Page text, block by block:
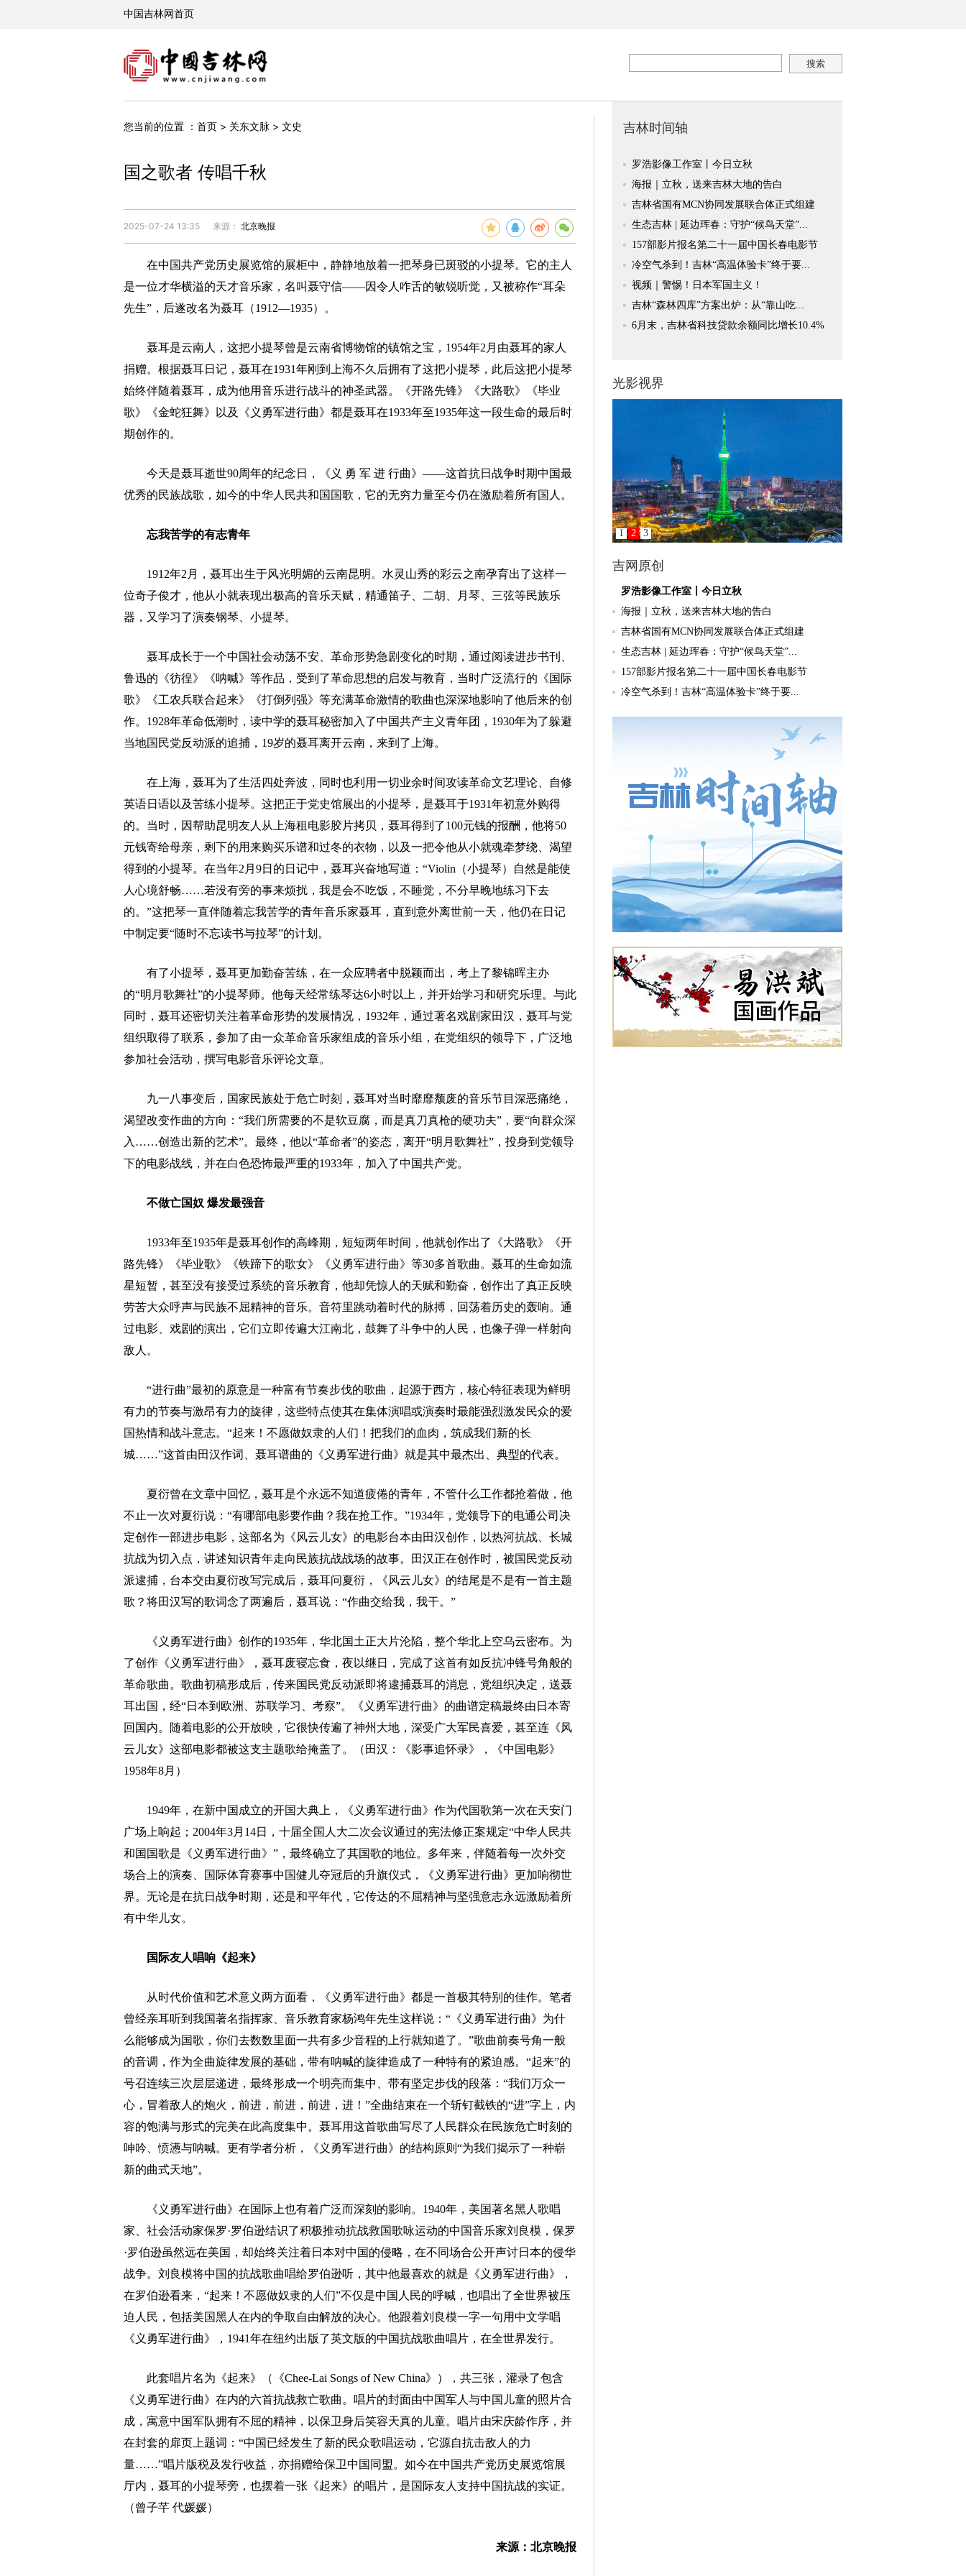
您当前的位置 ： 首页 > 关东文脉 > 文史
国之歌者 传唱千秋
2025-07-24 13:35 来源： 北京晚报
在中国共产党历史展览馆的展柜中，静静地放着一把琴身已斑驳的小提琴。它的主人
是一位才华横溢的天才音乐家，名叫聂守信——因令人咋舌的敏锐听觉，又被称作“耳朵
先生”，后遂改名为聂耳（1912—1935）。
聂耳是云南人，这把小提琴曾是云南省博物馆的镇馆之宝，1954年2月由聂耳的家人
捐赠。根据聂耳日记，聂耳在1931年刚到上海不久后拥有了这把小提琴，此后这把小提琴
始终伴随着聂耳，成为他用音乐进行战斗的神圣武器。《开路先锋》《大路歌》《毕业
歌》《金蛇狂舞》以及《义勇军进行曲》都是聂耳在1933年至1935年这一段生命的最后时
期创作的。
今天是聂耳逝世90周年的纪念日，《义 勇 军 进 行曲》——这首抗日战争时期中国最
优秀的民族战歌，如今的中华人民共和国国歌，它的无穷力量至今仍在激励着所有国人。
忘我苦学的有志青年
1912年2月，聂耳出生于风光明媚的云南昆明。水灵山秀的彩云之南孕育出了这样一
位奇子俊才，他从小就表现出极高的音乐天赋，精通笛子、二胡、月琴、三弦等民族乐
器，又学习了演奏钢琴、小提琴。
聂耳成长于一个中国社会动荡不安、革命形势急剧变化的时期，通过阅读进步书刊、
鲁迅的《彷徨》《呐喊》等作品，受到了革命思想的启发与教育，当时广泛流行的《国际
歌》《工农兵联合起来》《打倒列强》等充满革命激情的歌曲也深深地影响了他后来的创
作。1928年革命低潮时，读中学的聂耳秘密加入了中国共产主义青年团，1930年为了躲避
当地国民党反动派的追捕，19岁的聂耳离开云南，来到了上海。
在上海，聂耳为了生活四处奔波，同时也利用一切业余时间攻读革命文艺理论、自修
英语日语以及苦练小提琴。这把正于党史馆展出的小提琴，是聂耳于1931年初意外购得
的。当时，因帮助昆明友人从上海租电影胶片拷贝，聂耳得到了100元钱的报酬，他将50
元钱寄给母亲，剩下的用来购买乐谱和过冬的衣物，以及一把令他从小就魂牵梦绕、渴望
得到的小提琴。在当年2月9日的日记中，聂耳兴奋地写道：“Violin（小提琴）自然是能使
人心境舒畅……若没有旁的事来烦扰，我是会不吃饭，不睡觉，不分早晚地练习下去
的。”这把琴一直伴随着忘我苦学的青年音乐家聂耳，直到意外离世前一天，他仍在日记
中制定要“随时不忘读书与拉琴”的计划。
有了小提琴，聂耳更加勤奋苦练，在一众应聘者中脱颖而出，考上了黎锦晖主办
的“明月歌舞社”的小提琴师。他每天经常练琴达6小时以上，并开始学习和研究乐理。与此
同时，聂耳还密切关注着革命形势的发展情况，1932年，通过著名戏剧家田汉，聂耳与党
组织取得了联系，参加了由一众革命音乐家组成的音乐小组，在党组织的领导下，广泛地
参加社会活动，撰写电影音乐评论文章。
九一八事变后，国家民族处于危亡时刻，聂耳对当时靡靡颓废的音乐节目深恶痛绝，
渴望改变作曲的方向：“我们所需要的不是软豆腐，而是真刀真枪的硬功夫”，要“向群众深
入……创造出新的艺术”。最终，他以“革命者”的姿态，离开“明月歌舞社”，投身到党领导
下的电影战线，并在白色恐怖最严重的1933年，加入了中国共产党。
不做亡国奴 爆发最强音
1933年至1935年是聂耳创作的高峰期，短短两年时间，他就创作出了《大路歌》《开
路先锋》《毕业歌》《铁蹄下的歌女》《义勇军进行曲》等30多首歌曲。聂耳的生命如流
星短暂，甚至没有接受过系统的音乐教育，他却凭惊人的天赋和勤奋，创作出了真正反映
劳苦大众呼声与民族不屈精神的音乐。音符里跳动着时代的脉搏，回荡着历史的轰响。通
过电影、戏剧的演出，它们立即传遍大江南北，鼓舞了斗争中的人民，也像子弹一样射向
敌人。
“进行曲”最初的原意是一种富有节奏步伐的歌曲，起源于西方，核心特征表现为鲜明
有力的节奏与激昂有力的旋律，这些特点使其在集体演唱或演奏时最能强烈激发民众的爱
国热情和战斗意志。“起来！不愿做奴隶的人们！把我们的血肉，筑成我们新的长
城……”这首由田汉作词、聂耳谱曲的《义勇军进行曲》就是其中最杰出、典型的代表。
夏衍曾在文章中回忆，聂耳是个永远不知道疲倦的青年，不管什么工作都抢着做，他
不止一次对夏衍说：“有哪部电影要作曲？我在抢工作。”1934年，党领导下的电通公司决
定创作一部进步电影，这部名为《风云儿女》的电影台本由田汉创作，以热河抗战、长城
抗战为切入点，讲述知识青年走向民族抗战战场的故事。田汉正在创作时，被国民党反动
派逮捕，台本交由夏衍改写完成后，聂耳问夏衍，《风云儿女》的结尾是不是有一首主题
歌？将田汉写的歌词念了两遍后，聂耳说：“作曲交给我，我干。”
《义勇军进行曲》创作的1935年，华北国土正大片沦陷，整个华北上空乌云密布。为
了创作《义勇军进行曲》，聂耳废寝忘食，夜以继日，完成了这首有如反抗冲锋号角般的
革命歌曲。歌曲初稿形成后，传来国民党反动派即将逮捕聂耳的消息，党组织决定，送聂
耳出国，经“日本到欧洲、苏联学习、考察”。《义勇军进行曲》的曲谱定稿最终由日本寄
回国内。随着电影的公开放映，它很快传遍了神州大地，深受广大军民喜爱，甚至连《风
云儿女》这部电影都被这支主题歌给掩盖了。（田汉：《影事追怀录》，《中国电影》
1958年8月）
1949年，在新中国成立的开国大典上，《义勇军进行曲》作为代国歌第一次在天安门
广场上响起；2004年3月14日，十届全国人大二次会议通过的宪法修正案规定“中华人民共
和国国歌是《义勇军进行曲》”，最终确立了其国歌的地位。多年来，伴随着每一次外交
场合上的演奏、国际体育赛事中国健儿夺冠后的升旗仪式，《义勇军进行曲》更加响彻世
界。无论是在抗日战争时期，还是和平年代，它传达的不屈精神与坚强意志永远激励着所
有中华儿女。
国际友人唱响《起来》
从时代价值和艺术意义两方面看，《义勇军进行曲》都是一首极其特别的佳作。笔者
曾经亲耳听到我国著名指挥家、音乐教育家杨鸿年先生这样说：“《义勇军进行曲》为什
么能够成为国歌，你们去数数里面一共有多少音程的上行就知道了。”歌曲前奏号角一般
的音调，作为全曲旋律发展的基础，带有呐喊的旋律造成了一种特有的紧迫感。“起来”的
号召连续三次层层递进，最终形成一个明亮而集中、带有坚定步伐的段落：“我们万众一
心，冒着敌人的炮火，前进，前进，前进，进！”全曲结束在一个斩钉截铁的“进”字上，内
容的饱满与形式的完美在此高度集中。聂耳用这首歌曲写尽了人民群众在民族危亡时刻的
呻吟、愤懑与呐喊。更有学者分析，《义勇军进行曲》的结构原则“为我们揭示了一种崭
新的曲式天地”。
《义勇军进行曲》在国际上也有着广泛而深刻的影响。1940年，美国著名黑人歌唱
家、社会活动家保罗·罗伯逊结识了积极推动抗战救国歌咏运动的中国音乐家刘良模，保罗
·罗伯逊虽然远在美国，却始终关注着日本对中国的侵略，在不同场合公开声讨日本的侵华
战争。刘良模将中国的抗战歌曲唱给罗伯逊听，其中他最喜欢的就是《义勇军进行曲》，
在罗伯逊看来，“起来！不愿做奴隶的人们”不仅是中国人民的呼喊，也唱出了全世界被压
迫人民，包括美国黑人在内的争取自由解放的决心。他跟着刘良模一字一句用中文学唱
《义勇军进行曲》，1941年在纽约出版了英文版的中国抗战歌曲唱片，在全世界发行。
此套唱片名为《起来》（《Chee-Lai Songs of New China》），共三张，灌录了包含
《义勇军进行曲》在内的六首抗战救亡歌曲。唱片的封面由中国军人与中国儿童的照片合
成，寓意中国军队拥有不屈的精神，以保卫身后笑容天真的儿童。唱片由宋庆龄作序，并
在封套的扉页上题词：“中国已经发生了新的民众歌唱运动，它源自抗击敌人的力
量……”唱片版税及发行收益，亦捐赠给保卫中国同盟。如今在中国共产党历史展览馆展
厅内，聂耳的小提琴旁，也摆着一张《起来》的唱片，是国际友人支持中国抗战的实证。
（曾子芊 代媛媛）
来源：北京晚报